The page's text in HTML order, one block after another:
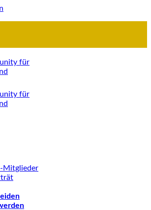
Mitglieder